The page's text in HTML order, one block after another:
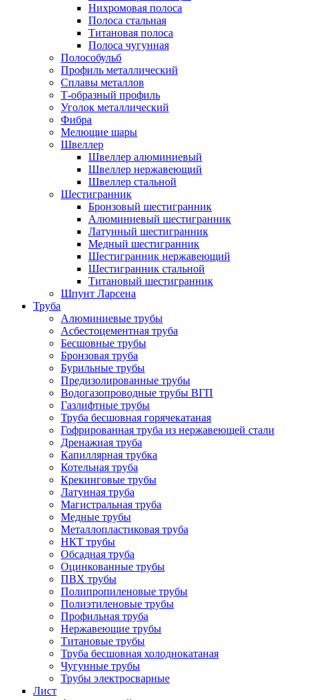
Нихромовая полоса
Полоса стальная
Титановая полоса
Полоса чугунная
Полособульб
Профиль металлический
Сплавы металлов
Т-образный профиль
Уголок металлический
Фибра
Мелющие шары
Швеллер
Швеллер алюминиевый
Швеллер нержавеющий
Швеллер стальной
Шестигранник
Бронзовый шестигранник
Алюминиевый шестигранник
Латунный шестигранник
Медный шестигранник
Шестигранник нержавеющий
Шестигранник стальной
Титановый шестигранник
Шпунт Ларсена
Труба
Алюминиевые трубы
Асбестоцементная труба
Бесшовные трубы
Бронзовая труба
Бурильные трубы
Предизолированные трубы
Водогазопроводные трубы ВГП
Газлифтные трубы
Труба бесшовная горячекатаная
Гофрированная труба из нержавеющей стали
Дренажная труба
Капиллярная трубка
Котельная труба
Крекинговые трубы
Латунная труба
Магистральная труба
Медные трубы
Металлопластиковая труба
НКТ трубы
Обсадная труба
Оцинкованные трубы
ПВХ трубы
Полипропиленовые трубы
Полиэтиленовые трубы
Профильная труба
Нержавеющие трубы
Титановые трубы
Труба бесшовная холоднокатаная
Чугунные трубы
Трубы электросварные
Лист